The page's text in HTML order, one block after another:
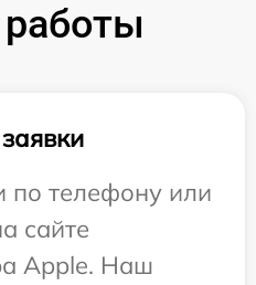
по телефону или
сайте
Apple. Наш